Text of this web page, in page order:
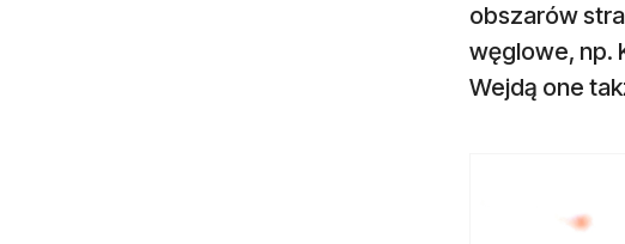
obszarów
węglowe, np.
Wejdą one